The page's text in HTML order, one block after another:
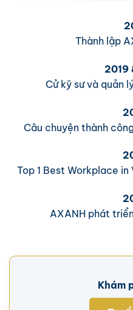
Thành lập
2019
Cử kỹ sư và quản
Câu chuyện thành
Top 1 Best Workplace
AXANH phát
Khám